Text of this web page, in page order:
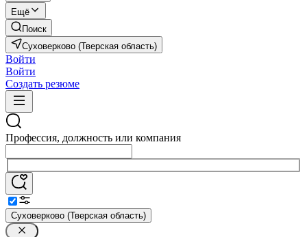
Ещё
Поиск
Суховерково (Тверская область)
Войти
Войти
Создать резюме
Профессия, должность или компания
Суховерково (Тверская область)